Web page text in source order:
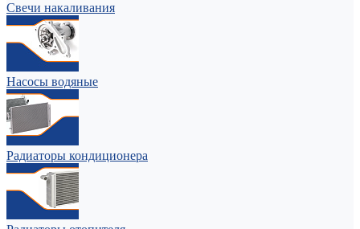
Свечи накаливания
Насосы водяные
Радиаторы кондиционера